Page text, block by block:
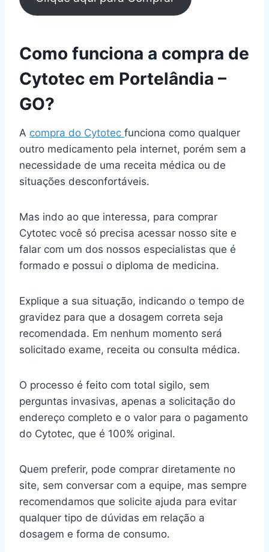
Como funciona a compra de
Cytotec em Portelândia –
GO?
A compra do Cytotec funciona como qualquer
outro medicamento pela internet, porém sem a
necessidade de uma receita médica ou de
situações desconfortáveis.
Mas indo ao que interessa, para comprar
Cytotec você só precisa acessar nosso site e
falar com um dos nossos especialistas que é
formado e possui o diploma de medicina.
Explique a sua situação, indicando o tempo de
gravidez para que a dosagem correta seja
recomendada. Em nenhum momento será
solicitado exame, receita ou consulta médica.
O processo é feito com total sigilo, sem
perguntas invasivas, apenas a solicitação do
endereço completo e o valor para o pagamento
do Cytotec, que é 100% original.
Quem preferir, pode comprar diretamente no
site, sem conversar com a equipe, mas sempre
recomendamos que solicite ajuda para evitar
qualquer tipo de dúvidas em relação a
dosagem e forma de consumo.